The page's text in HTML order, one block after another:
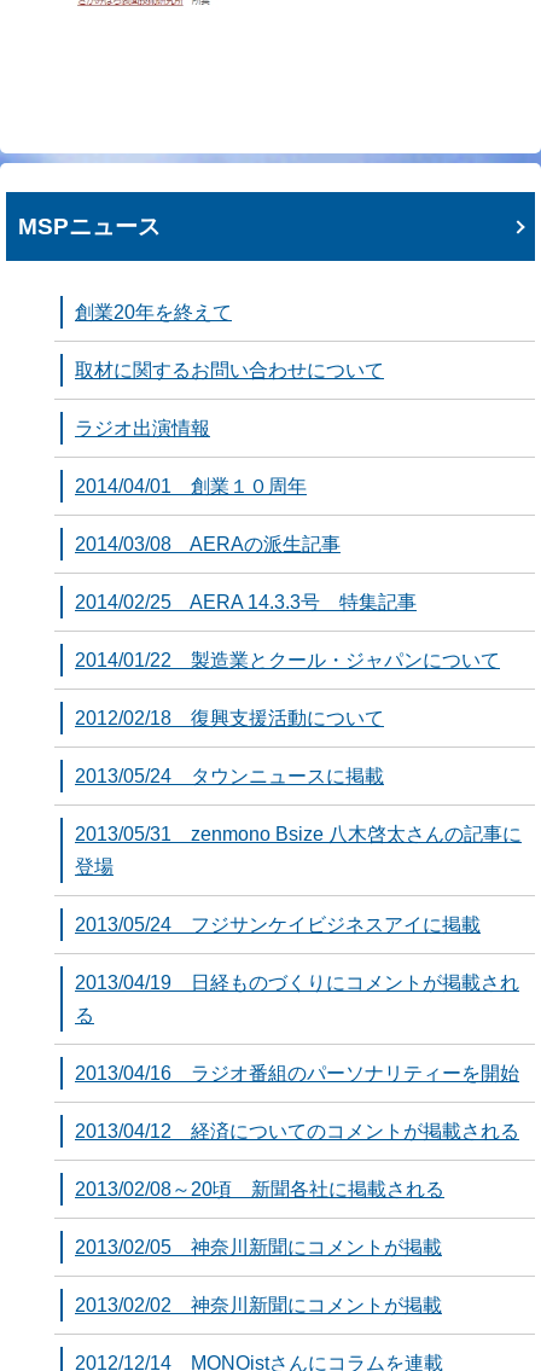
MSPニュース
創業20年を終えて
取材に関するお問い合わせについて
ラジオ出演情報
2014/04/01 創業１０周年
2014/03/08 AERAの派生記事
2014/02/25 AERA 14.3.3号 特集記事
2014/01/22 製造業とクール・ジャパンについて
2012/02/18 復興支援活動について
2013/05/24 タウンニュースに掲載
2013/05/31 zenmono Bsize 八木啓太さんの記事に
登場
2013/05/24 フジサンケイビジネスアイに掲載
2013/04/19 日経ものづくりにコメントが掲載され
る
2013/04/16 ラジオ番組のパーソナリティーを開始
2013/04/12 経済についてのコメントが掲載される
2013/02/08～20頃 新聞各社に掲載される
2013/02/05 神奈川新聞にコメントが掲載
2013/02/02 神奈川新聞にコメントが掲載
2012/12/14 MONOistさんにコラムを連載